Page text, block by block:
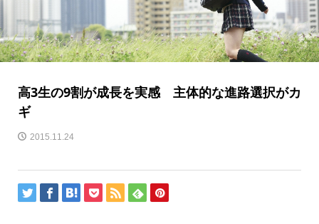
高3生の9割が成長を実感 主体的な進路選択がカ
ギ
2015.11.24